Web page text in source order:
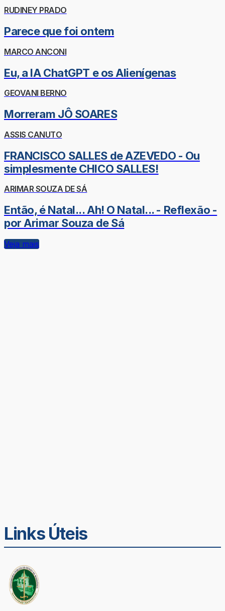
RUDINEY PRADO
Parece que foi ontem
MARCO ANCONI
Eu, a IA ChatGPT e os Alienígenas
GEOVANI BERNO
Morreram JÔ SOARES
ASSIS CANUTO
FRANCISCO SALLES de AZEVEDO - Ou
simplesmente CHICO SALLES!
ARIMAR SOUZA DE SÁ
Então, é Natal... Ah! O Natal... - Reflexão -
por Arimar Souza de Sá
Veja mais
Links Úteis